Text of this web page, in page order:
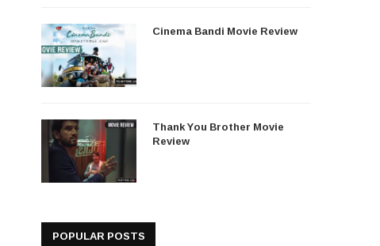
Cinema Bandi Movie Review
Thank You Brother Movie
Review
POPULAR POSTS